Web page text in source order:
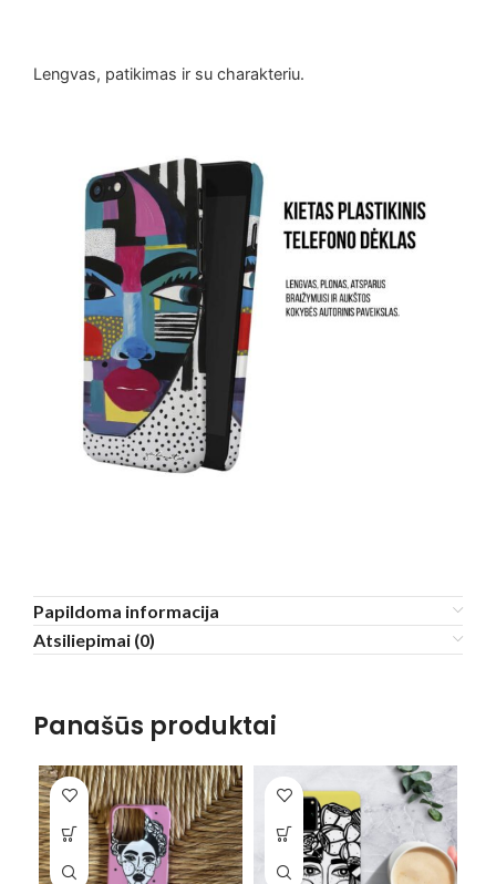
Lengvas, patikimas ir su charakteriu.
Papildoma informacija
Atsiliepimai (0)
Panašūs produktai